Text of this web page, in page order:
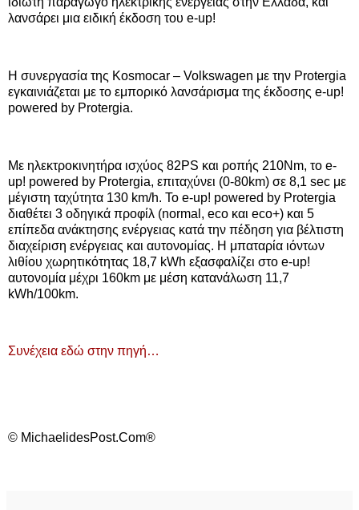
λανσάρει μια ειδική έκδοση του e-up!
H συνεργασία της Kosmocar – Volkswagen με την Protergia
εγκαινιάζεται με το εμπορικό λανσάρισμα της έκδοσης e-up!
powered by Protergia.
Με ηλεκτροκινητήρα ισχύος 82PS και ροπής 210Nm, το e-
up! powered by Protergia, επιταχύνει (0-80km) σε 8,1 sec με
μέγιστη ταχύτητα 130 km/h. Το e-up! powered by Protergia
διαθέτει 3 οδηγικά προφίλ (normal, eco και eco+) και 5
επίπεδα ανάκτησης ενέργειας κατά την πέδηση για βέλτιστη
διαχείριση ενέργειας και αυτονομίας. Η μπαταρία ιόντων
λιθίου χωρητικότητας 18,7 kWh εξασφαλίζει στο e-up!
αυτονομία μέχρι 160km με μέση κατανάλωση 11,7
kWh/100km.
Συνέχεια εδώ στην πηγή…
© MichaelidesPost.Com®